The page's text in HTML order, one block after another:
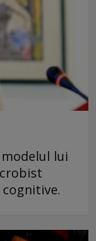
lui